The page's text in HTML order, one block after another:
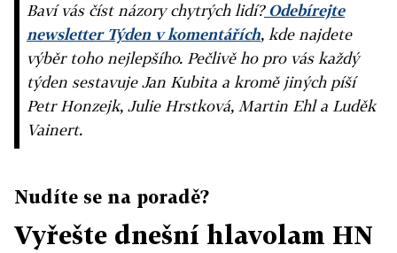
Baví vás číst názory chytrých lidí?Odebírejte
newsletter Týden v komentářích, kde najdete
výběr toho nejlepšího. Pečlivě ho pro vás každý
týden sestavuje Jan Kubita a kromě jiných píší
Petr Honzejk, Julie Hrstková, Martin Ehl a Luděk
Vainert.
Nudíte se na poradě?
Vyřešte dnešní hlavolam HN